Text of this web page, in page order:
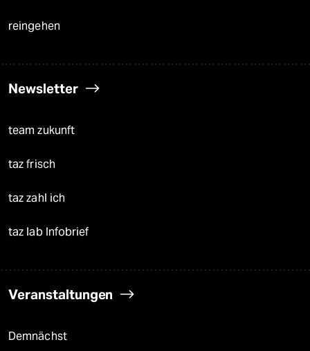
reingehen
Newsletter
team zukunft
taz frisch
taz zahl ich
taz lab Infobrief
Veranstaltungen
Demnächst